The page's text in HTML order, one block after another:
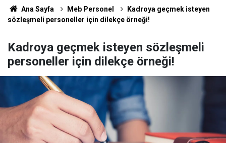
Ana Sayfa Meb Personel
Kadroya geçmek isteyen
sözleşmeli personeller için dilekçe örneği!
Kadroya geçmek isteyen sözleşmeli
personeller için dilekçe örneği!